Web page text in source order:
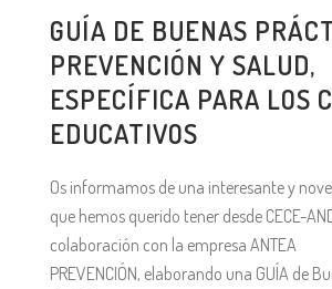
GUÍA DE BUENAS
PREVENCIÓN Y SALUD,
ESPECÍFICA PARA LOS
EDUCATIVOS
Os informamos de una interesante y
que hemos querido tener desde CECE-
colaboración con la empresa ANTEA
PREVENCIÓN, elaborando una GUÍA de